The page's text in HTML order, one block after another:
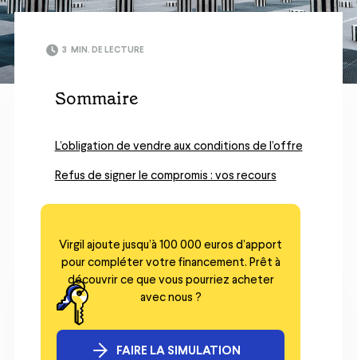
3 MIN. DE LECTURE
Sommaire
L’obligation de vendre aux conditions de l’offre
Refus de signer le compromis : vos recours
Virgil ajoute jusqu’à 100 000 euros d’apport
pour compléter votre financement. Prêt à
découvrir ce que vous pourriez acheter
avec nous ?
FAIRE LA SIMULATION